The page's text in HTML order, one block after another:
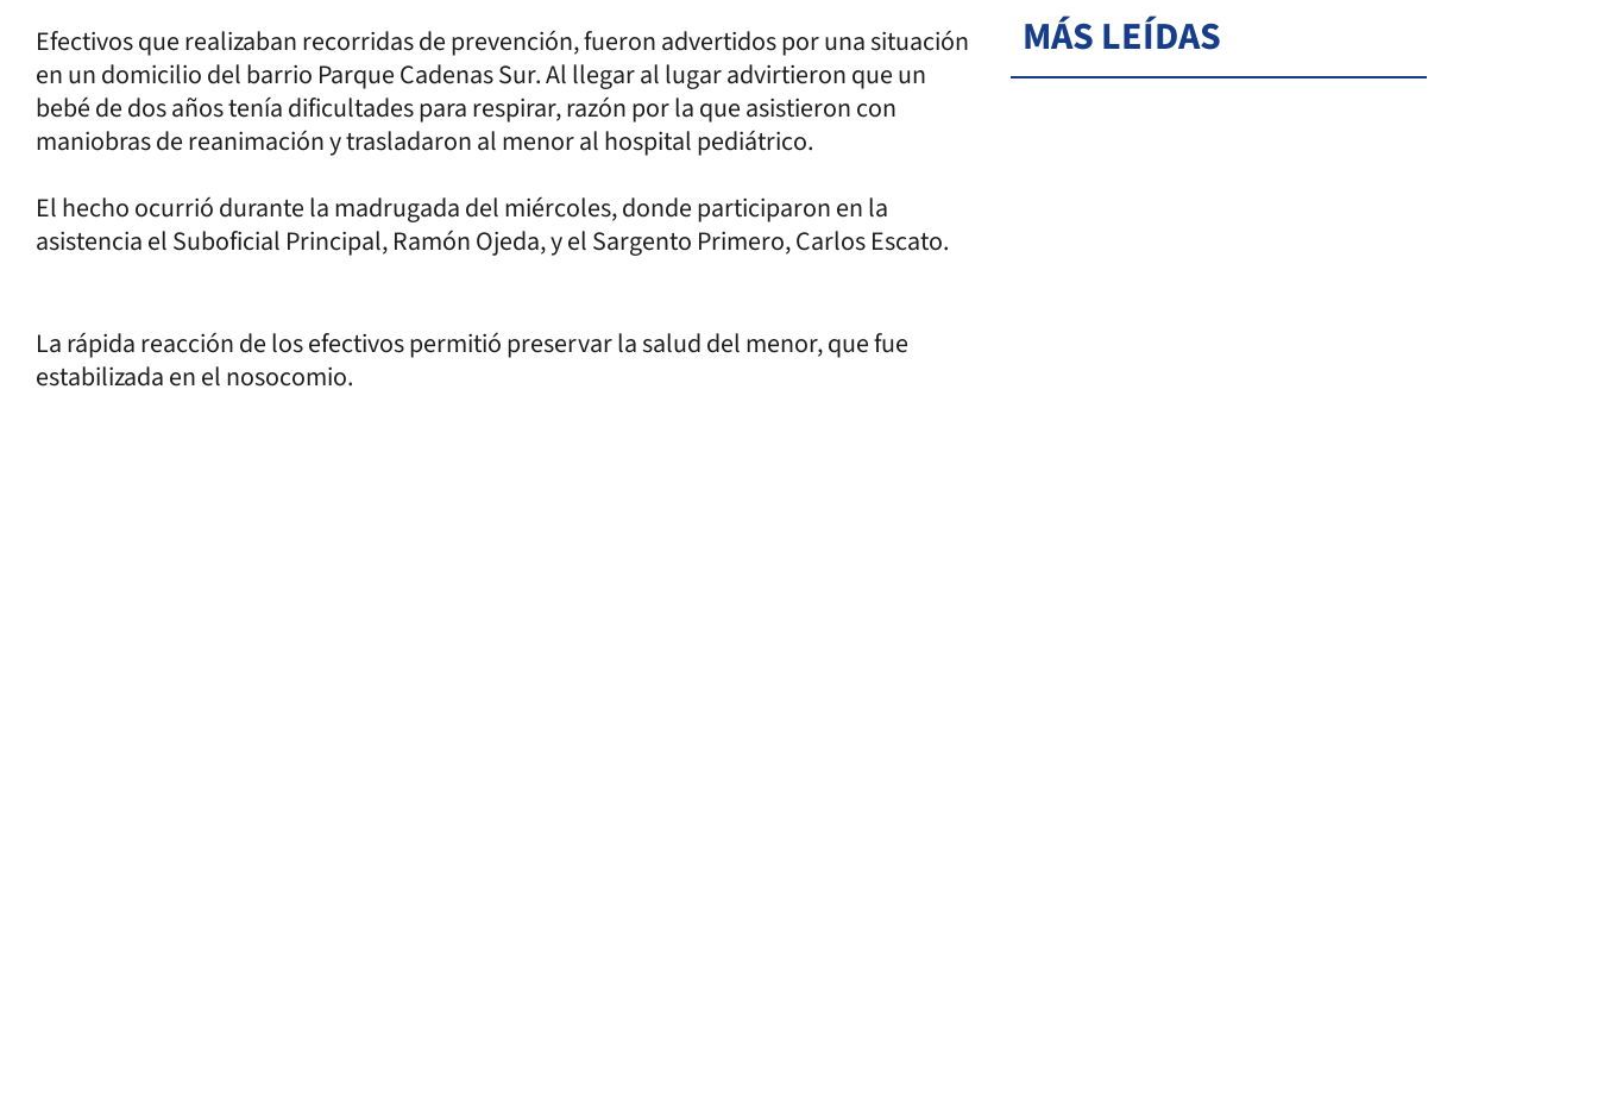
Efectivos que realizaban recorridas de prevención, fueron advertidos por una situación
en un domicilio del barrio Parque Cadenas Sur. Al llegar al lugar advirtieron que un
bebé de dos años tenía dificultades para respirar, razón por la que asistieron con
maniobras de reanimación y trasladaron al menor al hospital pediátrico.
El hecho ocurrió durante la madrugada del miércoles, donde participaron en la
asistencia el Suboficial Principal, Ramón Ojeda, y el Sargento Primero, Carlos Escato.
La rápida reacción de los efectivos permitió preservar la salud del menor, que fue
estabilizada en el nosocomio.
MÁS LEÍDAS